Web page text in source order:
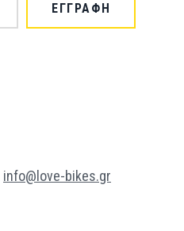
ΕΓΓΡΑΦΗ
info@love-bikes.gr